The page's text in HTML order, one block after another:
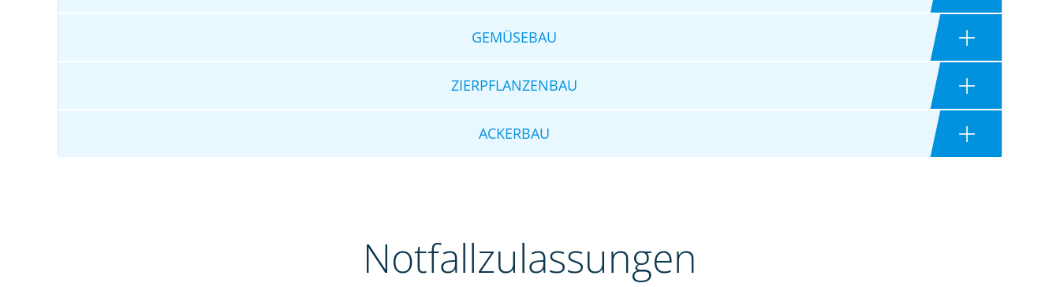
GEMÜSEBAU
ZIERPFLANZENBAU
ACKERBAU
Notfallzulassungen